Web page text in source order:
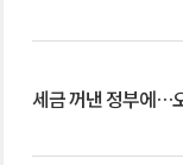
세금 꺼낸 정부에…